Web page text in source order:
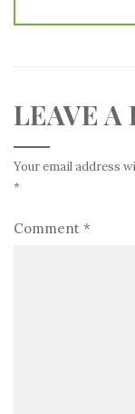
LEAVE A
Your email address
*
Comment *